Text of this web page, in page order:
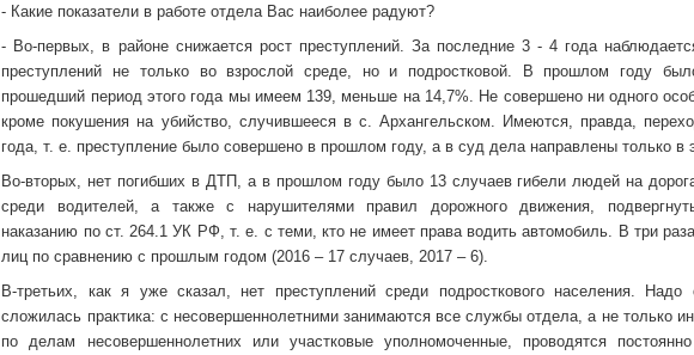
- Какие показатели в работе отдела Вас наиболее радуют?
- Во-первых, в районе снижается рост преступлений. За последние 3 - 4 года
преступлений не только во взрослой среде, но и подростковой. В прошлом году
прошедший период этого года мы имеем 139, меньше на 14,7%. Не совершено ни одного
кроме покушения на убийство, случившееся в с. Архангельском. Имеются, правда,
года, т. е. преступление было совершено в прошлом году, а в суд дела направлены только в
Во-вторых, нет погибших в ДТП, а в прошлом году было 13 случаев гибели людей на
среди водителей, а также с нарушителями правил дорожного движения,
наказанию по ст. 264.1 УК РФ, т. е. с теми, кто не имеет права водить автомобиль. В три
лиц по сравнению с прошлым годом (2016 – 17 случаев, 2017 – 6).
В-третьих, как я уже сказал, нет преступлений среди подросткового населения.
сложилась практика: с несовершеннолетними занимаются все службы отдела, а не только
по делам несовершеннолетних или участковые уполномоченные, проводятся